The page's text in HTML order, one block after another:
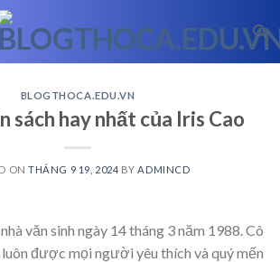
BLOGTHOCA.EDU.VN
sách hay nhất của Iris Cao
ONTHÁNG 9 19, 2024 BY ADMINCD
văn sinh ngày 14 tháng 3 năm 1988. Cô
được mọi người yêu thích và quý mến